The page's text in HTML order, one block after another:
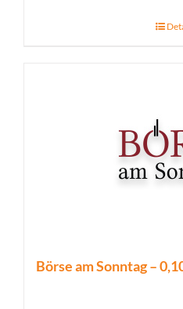
Börse am Sonntag –